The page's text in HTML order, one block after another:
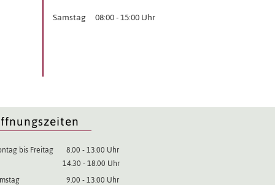
Samstag 08:00 - 15:00 Uhr
bis Freitag
8.00 - 13.00 Uhr
14.30 - 18.00 Uhr
9.00 - 13.00 Uhr